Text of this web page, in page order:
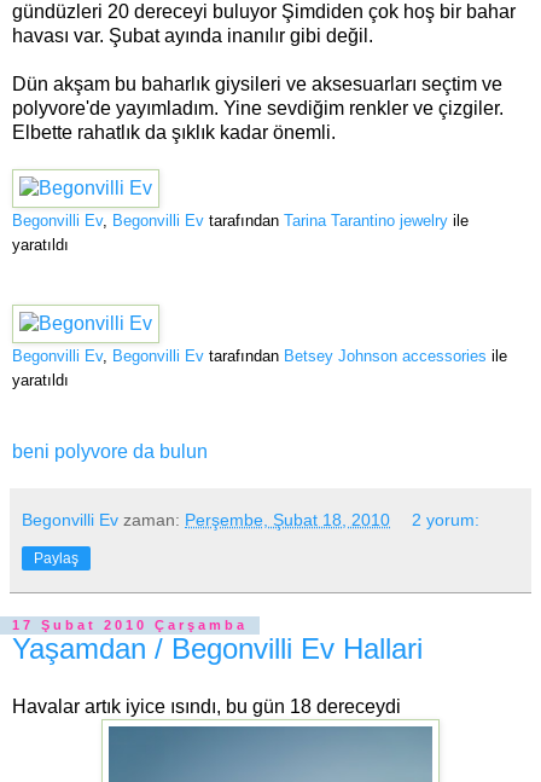
gündüzleri 20 dereceyi buluyor Şimdiden çok hoş bir bahar
havası var. Şubat ayında inanılır gibi değil.
Dün akşam bu baharlık giysileri ve aksesuarları seçtim ve
polyvore'de yayımladım. Yine sevdiğim renkler ve çizgiler.
Elbette rahatlık da şıklık kadar önemli.
Begonvilli Ev, Begonvilli Ev tarafından Tarina Tarantino jewelry ile
yaratıldı
Begonvilli Ev, Begonvilli Ev tarafından Betsey Johnson accessories ile
yaratıldı
beni polyvore da bulun
Begonvilli Ev zaman: Perşembe, Şubat 18, 2010 2 yorum:
Paylaş
17 Şubat 2010 Çarşamba
Yaşamdan / Begonvilli Ev Hallari
Havalar artık iyice ısındı, bu gün 18 dereceydi